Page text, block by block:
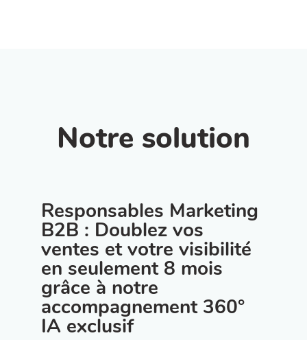
Notre solution
Responsables Marketing
B2B : Doublez vos
ventes et votre visibilité
en seulement 8 mois
grâce à notre
accompagnement 360°
IA exclusif